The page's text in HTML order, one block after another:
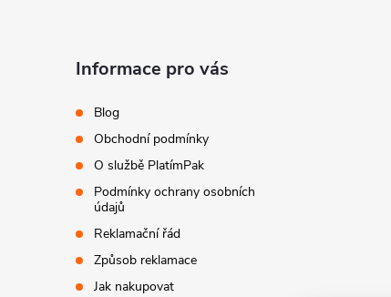
Informace pro vás
Blog
Obchodní podmínky
O službě PlatímPak
Podmínky ochrany osobních
údajů
Reklamační řád
Způsob reklamace
Jak nakupovat